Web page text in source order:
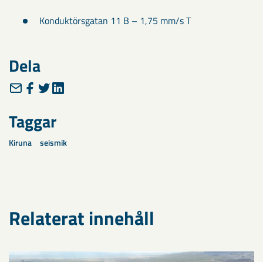
Konduktörsgatan 11 B – 1,75 mm/s T
Dela
Taggar
Kiruna seismik
Relaterat innehåll